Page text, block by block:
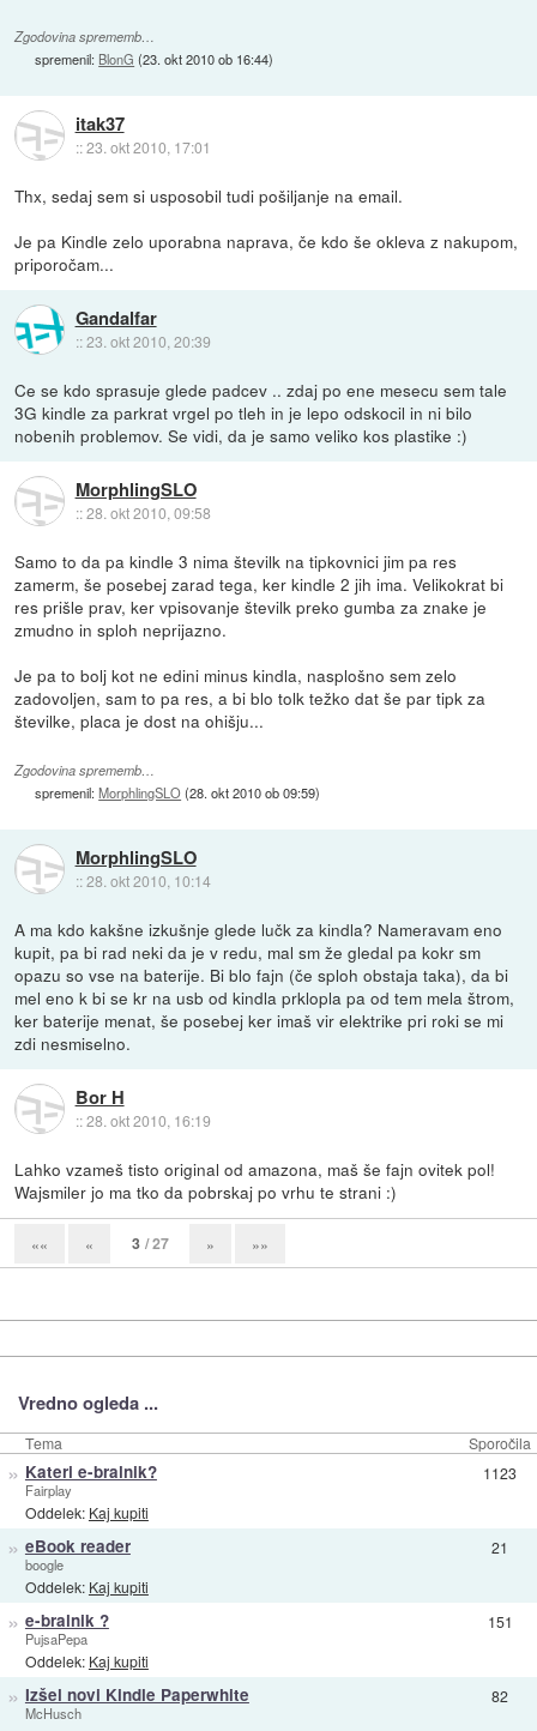
Zgodovina sprememb…
spremenil: BlonG (23. okt 2010 ob 16:44)
itak37
::23. okt 2010, 17:01
Thx, sedaj sem si usposobil tudi pošiljanje na email.
Je pa Kindle zelo uporabna naprava, če kdo še okleva z nakupom,
priporočam...
Gandalfar
::23. okt 2010, 20:39
Ce se kdo sprasuje glede padcev .. zdaj po ene mesecu sem tale
3G kindle za parkrat vrgel po tleh in je lepo odskocil in ni bilo
nobenih problemov. Se vidi, da je samo veliko kos plastike :)
MorphlingSLO
::28. okt 2010, 09:58
Samo to da pa kindle 3 nima številk na tipkovnici jim pa res
zamerm, še posebej zarad tega, ker kindle 2 jih ima. Velikokrat bi
res prišle prav, ker vpisovanje številk preko gumba za znake je
zmudno in sploh neprijazno.
Je pa to bolj kot ne edini minus kindla, nasplošno sem zelo
zadovoljen, sam to pa res, a bi blo tolk težko dat še par tipk za
številke, placa je dost na ohišju...
Zgodovina sprememb…
spremenil:MorphlingSLO(28. okt 2010 ob 09:59)
MorphlingSLO
::28. okt 2010, 10:14
A ma kdo kakšne izkušnje glede lučk za kindla? Nameravam eno
kupit, pa bi rad neki da je v redu, mal sm že gledal pa kokr sm
opazu so vse na baterije. Bi blo fajn (če sploh obstaja taka), da bi
mel eno k bi se kr na usb od kindla prklopla pa od tem mela štrom,
ker baterije menat, še posebej ker imaš vir elektrike pri roki se mi
zdi nesmiselno.
Bor H
::28. okt 2010, 16:19
Lahko vzameš tisto original od amazona, maš še fajn ovitek pol!
Wajsmiler jo ma tko da pobrskaj po vrhu te strani :)
«« « 3 / 27 » »»
Vredno ogleda ...
Tema Sporočila
» Kateri e-bralnik?
Fairplay
Oddelek: Kaj kupiti
1123
» eBook reader
boogle
Oddelek: Kaj kupiti
21
» e-bralnik ?
PujsaPepa
Oddelek: Kaj kupiti
151
» Izšel novi Kindle Paperwhite
McHusch
82